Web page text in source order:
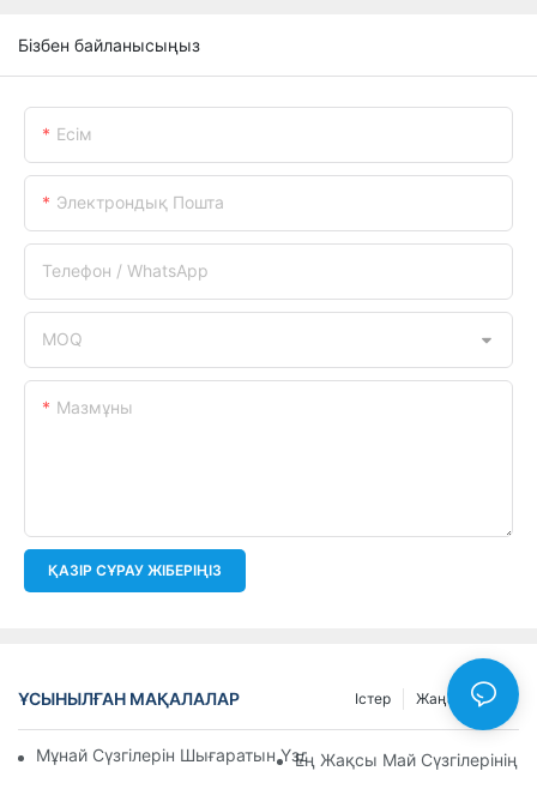
Бізбен байланысыңыз
Есім
Электрондық Пошта
Телефон / WhatsApp
MOQ
Мазмұны
ҚАЗІР СҰРАУ ЖІБЕРІҢІЗ
ҰСЫНЫЛҒАН МАҚАЛАЛАР Жаңалықтар
Істер
Мұнай Сүзгілерін Шығаратын Үздік Компаниялар: Жан-
Ең Жақсы Май Сүзгілерінің